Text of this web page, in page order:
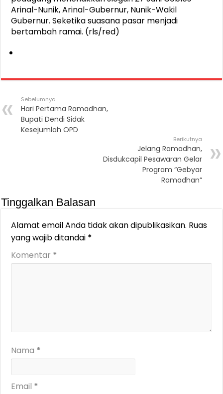
Arinal-Nunik, Arinal-Gubernur, Nunik-Wakil
Gubernur. Seketika suasana pasar menjadi
bertambah ramai. (rls/red)
Sebelumnya
Hari Pertama Ramadhan,
Bupati Dendi Sidak
Kesejumlah OPD
Berikutnya
Jelang Ramadhan,
Disdukcapil Pesawaran Gelar
Program “Gebyar
Ramadhan”
Tinggalkan Balasan
Alamat email Anda tidak akan dipublikasikan. Ruas
yang wajib ditandai *
Komentar *
Nama *
Email *